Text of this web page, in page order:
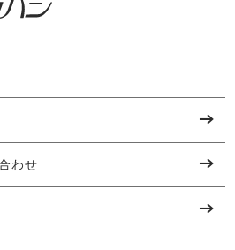
わせ